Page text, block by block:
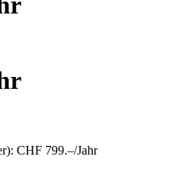
CHF 799.–/Jahr